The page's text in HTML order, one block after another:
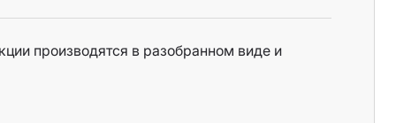
производятся в разобранном виде и
(RAL):